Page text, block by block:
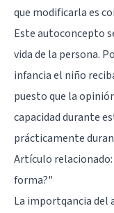
que modificarla es
Este autoconcepto
vida de la persona.
infancia el niño
puesto que la
capacidad durante
prácticamente
Artículo
forma?"
La importqancia del